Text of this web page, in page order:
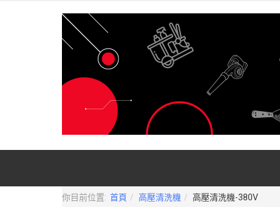
你目前位置: 首頁 高壓清洗機 高壓清洗機-380V